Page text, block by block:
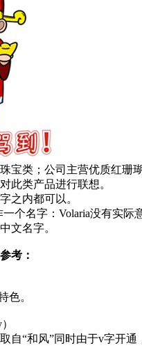
类；公司主营优质红珊
此类产品进行联想。
内都可以。
名字：Volaria没有实际
文名字。
考：
。
“和风”同时由于v字开通